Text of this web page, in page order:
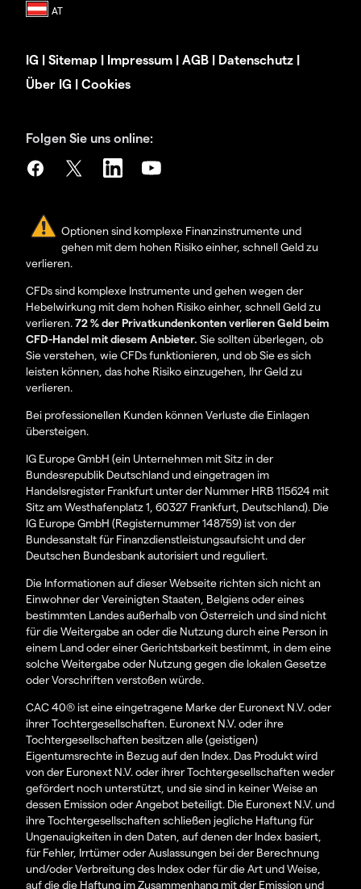
IG | Sitemap | Impressum | AGB | Datenschutz |
Über IG | Cookies
Folgen Sie uns online:
Optionen sind komplexe Finanzinstrumente und
gehen mit dem hohen Risiko einher, schnell Geld zu
verlieren.
CFDs sind komplexe Instrumente und gehen wegen der
Hebelwirkung mit dem hohen Risiko einher, schnell Geld zu
verlieren.72 % der Privatkundenkonten verlieren Geld beim
CFD-Handel mit diesem Anbieter. Sie sollten überlegen, ob
Sie verstehen, wie CFDs funktionieren, und ob Sie es sich
leisten können, das hohe Risiko einzugehen, Ihr Geld zu
verlieren.
Bei professionellen Kunden können Verluste die Einlagen
übersteigen.
IG Europe GmbH (ein Unternehmen mit Sitz in der
Bundesrepublik Deutschland und eingetragen im
Handelsregister Frankfurt unter der Nummer HRB 115624 mit
Sitz am Westhafenplatz 1, 60327 Frankfurt, Deutschland). Die
IG Europe GmbH (Registernummer 148759) ist von der
Bundesanstalt für Finanzdienstleistungsaufsicht und der
Deutschen Bundesbank autorisiert und reguliert.
Die Informationen auf dieser Webseite richten sich nicht an
Einwohner der Vereinigten Staaten, Belgiens oder eines
bestimmten Landes außerhalb von Österreich und sind nicht
für die Weitergabe an oder die Nutzung durch eine Person in
einem Land oder einer Gerichtsbarkeit bestimmt, in dem eine
solche Weitergabe oder Nutzung gegen die lokalen Gesetze
oder Vorschriften verstoßen würde.
CAC 40® ist eine eingetragene Marke der Euronext N.V. oder
ihrer Tochtergesellschaften. Euronext N.V. oder ihre
Tochtergesellschaften besitzen alle (geistigen)
Eigentumsrechte in Bezug auf den Index. Das Produkt wird
von der Euronext N.V. oder ihrer Tochtergesellschaften weder
gefördert noch unterstützt, und sie sind in keiner Weise an
dessen Emission oder Angebot beteiligt. Die Euronext N.V. und
ihre Tochtergesellschaften schließen jegliche Haftung für
Ungenauigkeiten in den Daten, auf denen der Index basiert,
für Fehler, Irrtümer oder Auslassungen bei der Berechnung
und/oder Verbreitung des Index oder für die Art und Weise,
auf die die Haftung im Zusammenhang mit der Emission und